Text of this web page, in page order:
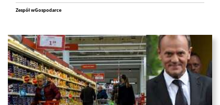
Zespół wGospodarce